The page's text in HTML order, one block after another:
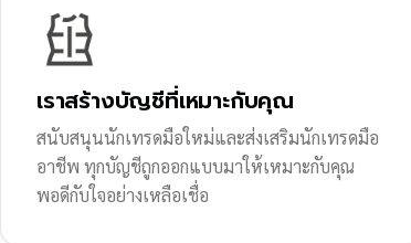
เราสร้างบัญชีที่เหมาะกับคุณ
สนับสนุนนักเทรดมือใหม่และส่งเสริมนักเทรดมือ
อาชีพ ทุกบัญชีถูกออกแบบมาให้เหมาะกับคุณ
พอดีกับใจอย่างเหลือเชื่อ